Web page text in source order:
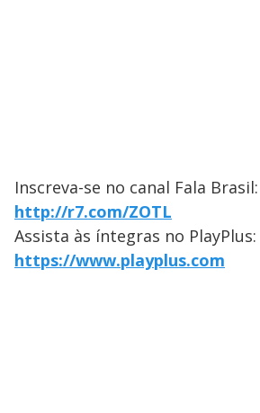
Inscreva-se no canal Fala Brasil:
http://r7.com/ZOTL
Assista às íntegras no PlayPlus:
https://www.playplus.com